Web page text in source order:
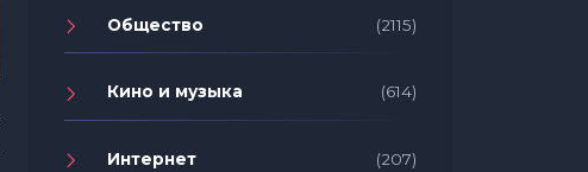
Общество (2115)
Кино и музыка (614)
Интернет (207)